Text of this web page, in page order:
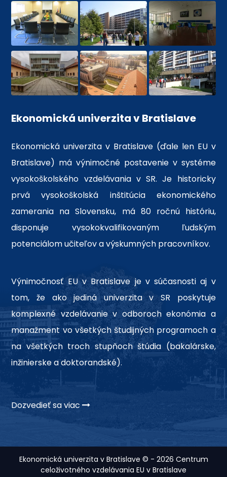
Ekonomická univerzita v Bratislave
Ekonomická univerzita v Bratislave (ďale len EU v
Bratislave) má výnimočné postavenie v systéme
vysokoškolského vzdelávania v SR. Je historicky
prvá vysokoškolská inštitúcia ekonomického
zamerania na Slovensku, má 80 ročnú históriu,
disponuje vysokokvalifikovaným ľudským
potenciálom učiteľov a výskumných pracovníkov.
Výnimočnosť EU v Bratislave je v súčasnosti aj v
tom, že ako jediná univerzita v SR poskytuje
komplexné vzdelávanie v odboroch ekonómia a
manažment vo všetkých študijných programoch a
na všetkých troch stupňoch štúdia (bakalárske,
inžinierske a doktorandské).
Dozvedieť sa viac
Ekonomická univerzita v Bratislave © - 2026 Centrum
celoživotného vzdelávania EU v Bratislave